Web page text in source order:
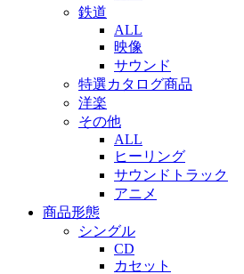
鉄道
ALL
映像
サウンド
特選カタログ商品
洋楽
その他
ALL
ヒーリング
サウンドトラック
アニメ
商品形態
シングル
CD
カセット